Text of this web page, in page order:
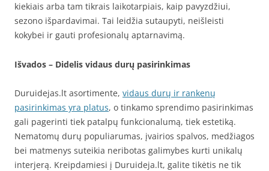
kiekiais arba tam tikrais laikotarpiais, kaip pavyzdžiui,
sezono išpardavimai. Tai leidžia sutaupyti, neišleisti
kokybei ir gauti profesionalų aptarnavimą.
Išvados – Didelis vidaus durų pasirinkimas
Duruidejas.lt asortimente, vidaus durų ir rankenų
pasirinkimas yra platus, o tinkamo sprendimo pasirinkimas
gali pagerinti tiek patalpų funkcionalumą, tiek estetiką.
Nematomų durų populiarumas, įvairios spalvos, medžiagos
bei matmenys suteikia neribotas galimybes kurti unikalų
interjerą. Kreipdamiesi į Duruideja.lt, galite tikėtis ne tik